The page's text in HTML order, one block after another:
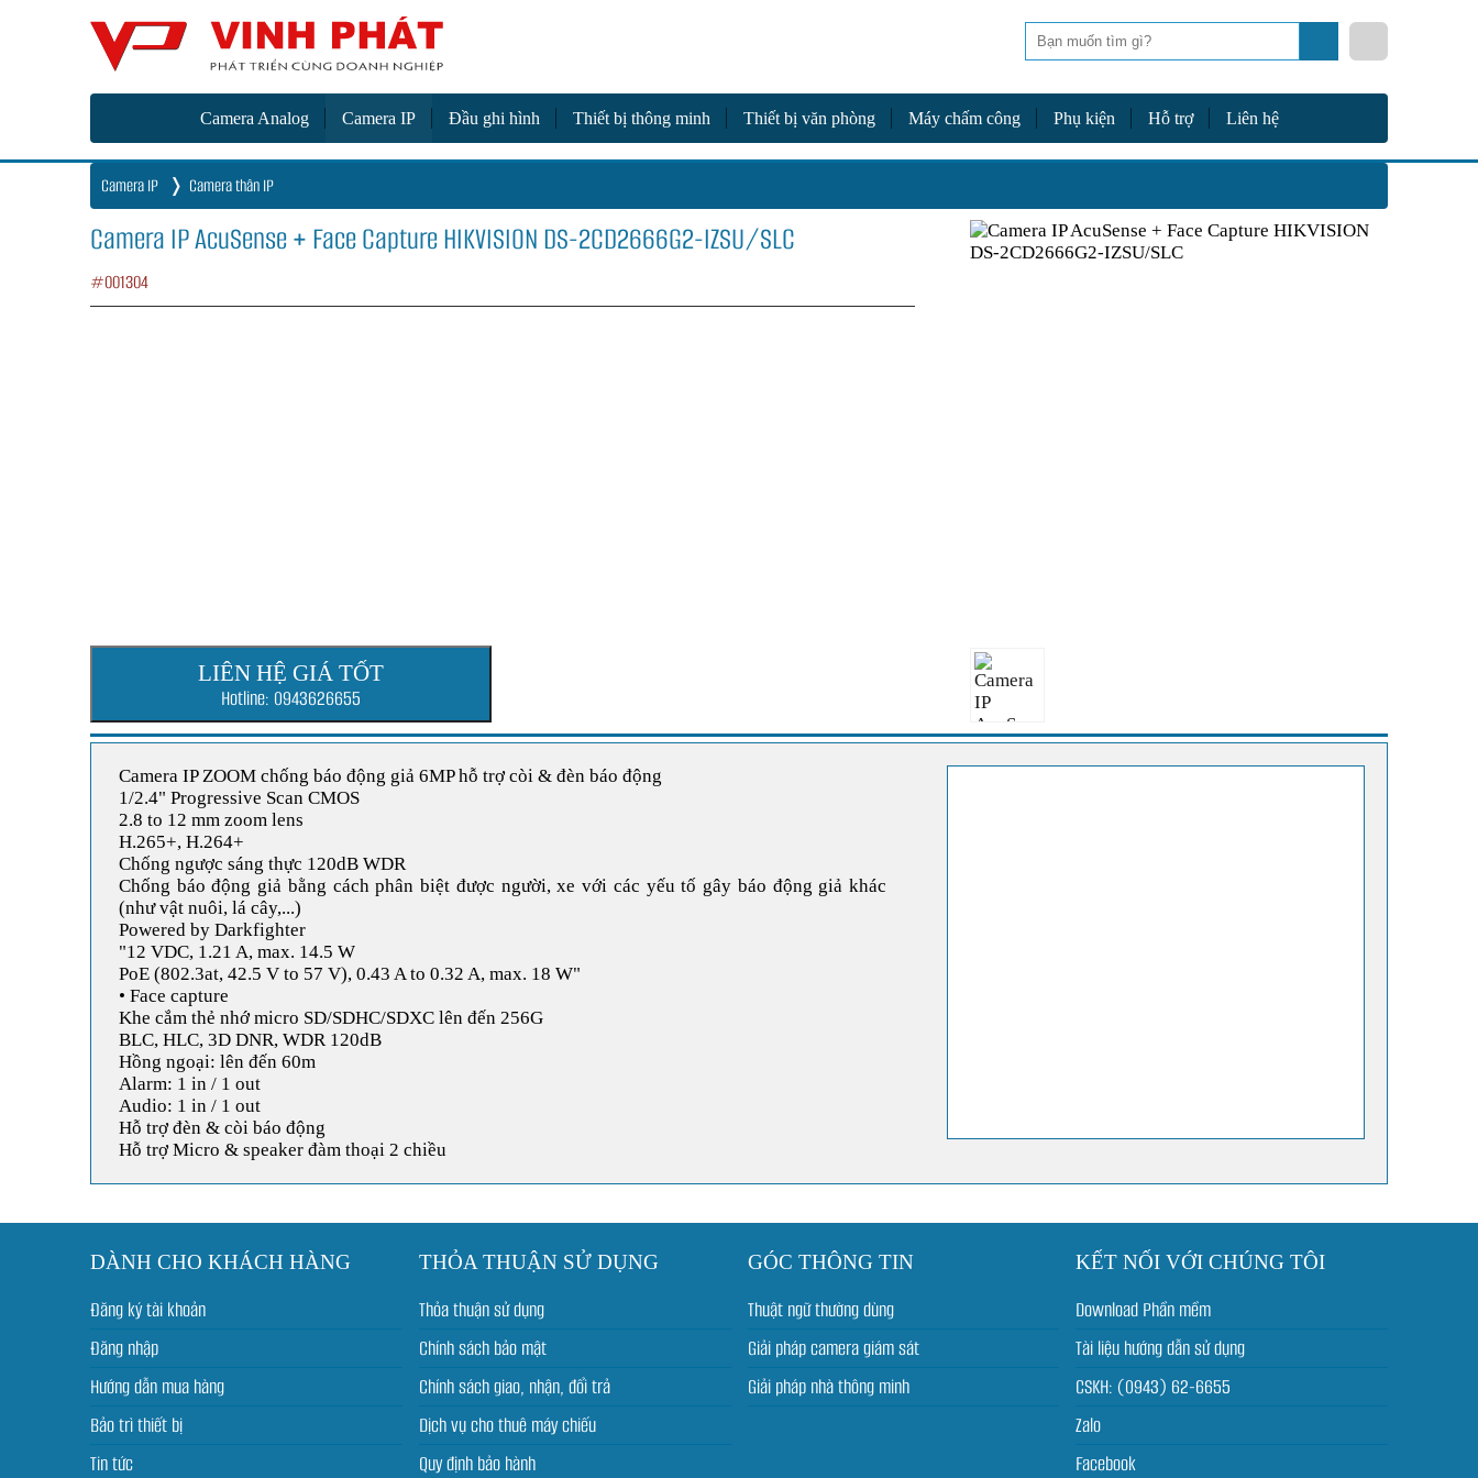
Vinh Phát Cần Thơ
Camera Analog Camera IP Đầu ghi hình Thiết bị thông minh Thiết bị văn phòng Máy chấm công Phụ kiện Hỗ trợ Liên hệ
Camera IP Camera thân IP
Camera IP AcuSense + Face Capture HIKVISION DS-2CD2666G2-IZSU/SLC
#001304
LIÊN HỆ GIÁ TỐT
Hotline: 0943626655
Camera IP ZOOM chống báo động giả 6MP hỗ trợ còi & đèn báo động
1/2.4" Progressive Scan CMOS
2.8 to 12 mm zoom lens
H.265+, H.264+
Chống ngược sáng thực 120dB WDR
Chống báo động giả bằng cách phân biệt được người, xe với các yếu tố gây báo động giả khác
(như vật nuôi, lá cây,...)
Powered by Darkfighter
"12 VDC, 1.21 A, max. 14.5 W
PoE (802.3at, 42.5 V to 57 V), 0.43 A to 0.32 A, max. 18 W"
• Face capture
Khe cắm thẻ nhớ micro SD/SDHC/SDXC lên đến 256G
BLC, HLC, 3D DNR, WDR 120dB
Hồng ngoại: lên đến 60m
Alarm: 1 in / 1 out
Audio: 1 in / 1 out
Hỗ trợ đèn & còi báo động
Hỗ trợ Micro & speaker đàm thoại 2 chiều
DÀNH CHO KHÁCH HÀNG
Đăng ký tài khoản
Đăng nhập
Hướng dẫn mua hàng
Bảo trì thiết bị
Tin tức
THỎA THUẬN SỬ DỤNG
Thỏa thuận sử dụng
Chính sách bảo mật
Chính sách giao, nhận, đổi trả
Dịch vụ cho thuê máy chiếu
Quy định bảo hành
GÓC THÔNG TIN
Thuật ngữ thường dùng
Giải pháp camera giám sát
Giải pháp nhà thông minh
KẾT NỐI VỚI CHÚNG TÔI
Download Phần mềm
Tài liệu hướng dẫn sử dụng
CSKH: (0943) 62-6655
Zalo
Facebook